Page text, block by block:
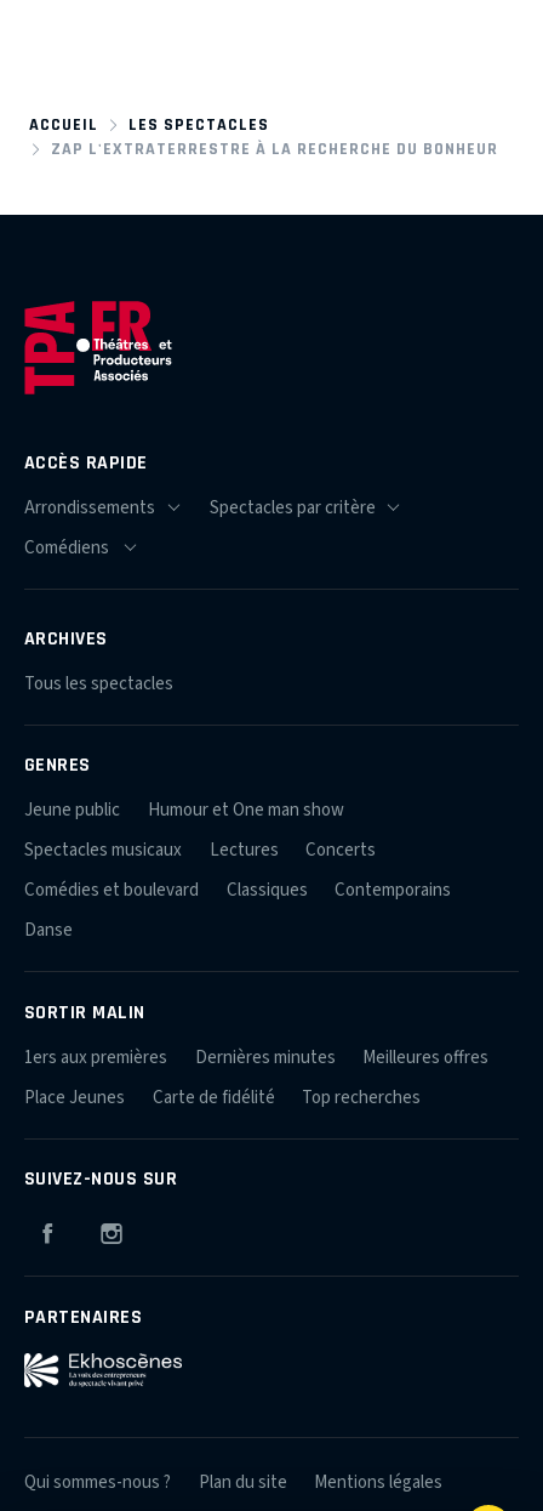
ACCUEIL
LES SPECTACLES
ZAP L'EXTRATERRESTRE À LA RECHERCHE DU BONHEUR
ACCÈS RAPIDE
ARCHIVES
Tous les spectacles
GENRES
Jeune public
Humour et One man show
Spectacles musicaux
Lectures
Concerts
Comédies et boulevard
Classiques
Contemporains
Danse
SORTIR MALIN
1ers aux premières Dernières minutes
Meilleures offres
Place Jeunes
Carte de fidélité Top recherches
SUIVEZ-NOUS SUR
Facebook
PARTENAIRES
Qui sommes-nous ? Plan du site
Mentions légales